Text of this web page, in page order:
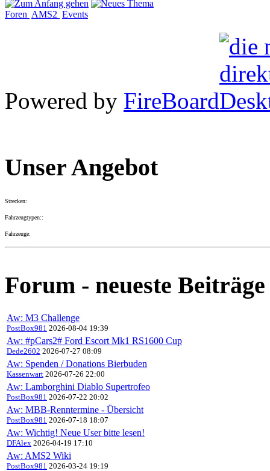
Foren AMS2 Events
Powered by FireBoard
Unser Angebot
Strecken:
Fahrzeugtypen::
Fahrzeuge:
Forum - neueste Beiträge
Aw: M3 Challenge
PostBox981 2026-08-04 19:39
Aw: #pCars2# Ford Escort Mk1 RS1600 Cup
Dede2602 2026-07-27 08:09
Aw: Spenden / Donations Bierbuden
Kassenwart 2026-07-26 22:00
Aw: Lamborghini Diablo Supertrofeo
PostBox981 2026-07-22 20:02
Aw: MBB-Renntermine - Übersicht
PostBox981 2026-07-18 18:07
Aw: Wichtig! Neue User bitte lesen!
DFAlex 2026-04-19 17:10
Aw: AMS2 Wiki
PostBox981 2026-03-24 19:19